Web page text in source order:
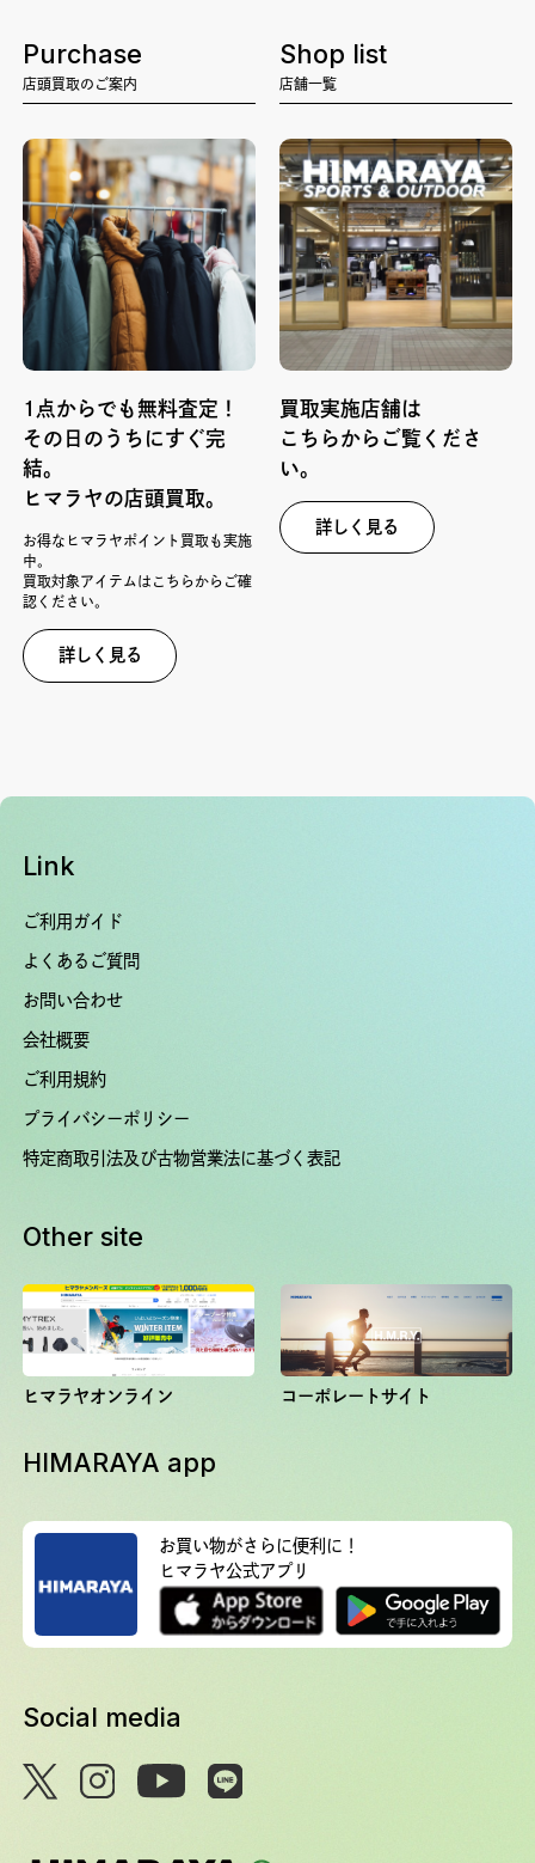
Purchase
店頭買取のご案内
1点からでも無料査定！
その日のうちにすぐ完
結。
ヒマラヤの店頭買取。
お得なヒマラヤポイント買取も実施
中。
買取対象アイテムはこちらからご確
認ください。
詳しく見る
Shop list
店舗一覧
買取実施店舗は
こちらからご覧くださ
い。
詳しく見る
Link
ご利用ガイド
よくあるご質問
お問い合わせ
会社概要
ご利用規約
プライバシーポリシー
特定商取引法及び古物営業法に基づく表記
Other site
ヒマラヤオンライン コーポレートサイト
HIMARAYA app
お買い物がさらに便利に！
ヒマラヤ公式アプリ
Social media